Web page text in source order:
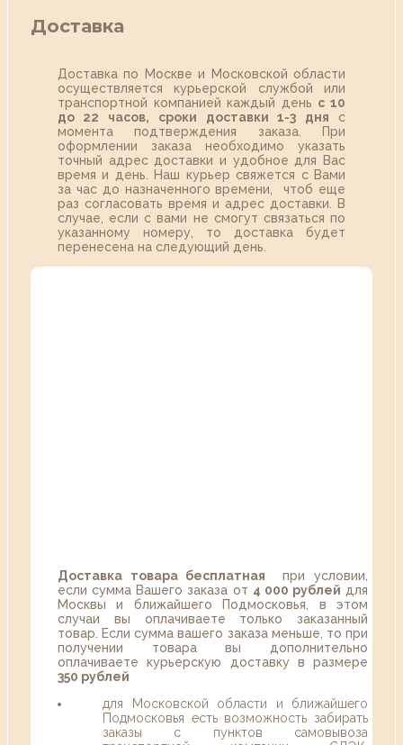
Доставка
Доставка по Москве и Московской области
осуществляется курьерской службой или
транспортной компанией каждый день с 10
до 22 часов,
сроки доставки 1-3 дня с
момента подтверждения заказа. При
оформлении заказа необходимо указать
точный адрес доставки и удобное для Вас
время и день. Наш курьер свяжется с Вами
за час до назначенного времени, чтоб еще
раз согласовать время и адрес доставки. В
случае, если с вами не смогут связаться по
указанному номеру, то доставка будет
перенесена на следующий день.
Доставка товара бесплатная при условии,
если сумма Вашего заказа от 4 000 рублей для
Москвы и ближайшего Подмосковья, в этом
случаи вы оплачиваете только заказанный
товар. Если сумма вашего заказа меньше, то при
получении товара вы дополнительно
оплачиваете курьерскую доставку в размере
350 рублей
для Московской области и ближайшего
Подмосковья есть возможность забирать
заказы с пунктов самовывоза